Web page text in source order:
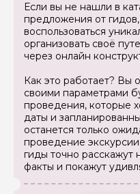
Если вы не нашли в
предложения от
воспользоваться
организовать своё
через онлайн
Как это работает? Вы
своими параметрами
проведения, которые
даты и
останется только
проведение
гиды точно
факты и покажут